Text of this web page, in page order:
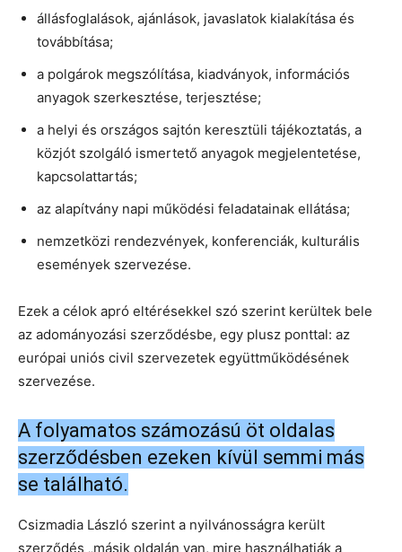
állásfoglalások, ajánlások, javaslatok kialakítása és
továbbítása;
a polgárok megszólítása, kiadványok, információs
anyagok szerkesztése, terjesztése;
a helyi és országos sajtón keresztüli tájékoztatás, a
közjót szolgáló ismertető anyagok megjelentetése,
kapcsolattartás;
az alapítvány napi működési feladatainak ellátása;
nemzetközi rendezvények, konferenciák, kulturális
események szervezése.
Ezek a célok apró eltérésekkel szó szerint kerültek bele
az adományozási szerződésbe, egy plusz ponttal: az
európai uniós civil szervezetek együttműködésének
szervezése.
A folyamatos számozású öt oldalas
szerződésben ezeken kívül semmi más
se található.
Csizmadia László szerint a nyilvánosságra került
szerződés „másik oldalán van, mire használhatják a